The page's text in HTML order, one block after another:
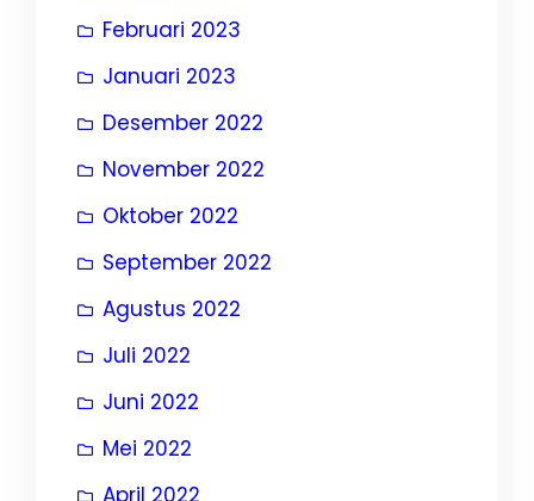
Februari 2023
Januari 2023
Desember 2022
November 2022
Oktober 2022
September 2022
Agustus 2022
Juli 2022
Juni 2022
Mei 2022
April 2022